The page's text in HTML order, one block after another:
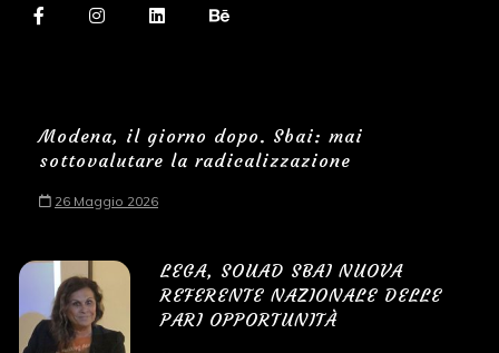
Modena, il giorno dopo. Sbai: mai
sottovalutare la radicalizzazione
26 Maggio 2026
LEGA, SOUAD SBAI NUOVA
REFERENTE NAZIONALE DELLE
PARI OPPORTUNITÀ